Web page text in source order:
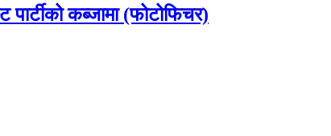
पार्टीको कब्जामा (फोटोफिचर)